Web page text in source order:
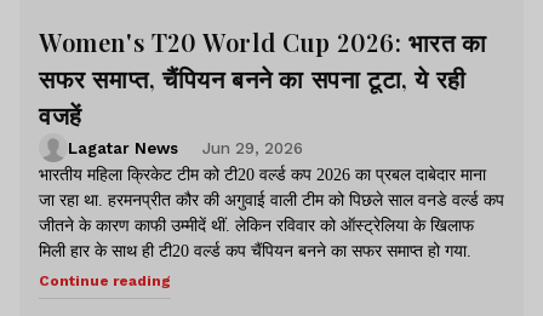
Women's T20 World Cup 2026: भारत का
सफर समाप्त, चैंपियन बनने का सपना टूटा, ये रही
वजहें
Lagatar News
Jun 29, 2026
भारतीय महिला क्रिकेट टीम को टी20 वर्ल्ड कप 2026 का प्रबल दाबेदार माना
जा रहा था. हरमनप्रीत कौर की अगुवाई वाली टीम को पिछले साल वनडे वर्ल्ड कप
जीतने के कारण काफी उम्मीदें थीं. लेकिन रविवार को ऑस्ट्रेलिया के खिलाफ
मिली हार के साथ ही टी20 वर्ल्ड कप चैंपियन बनने का सफर समाप्त हो गया.
Continue reading